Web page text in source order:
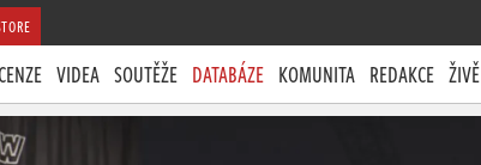
VIDEA SOUTĚŽE DATABÁZE KOMUNITA REDAKCE ŽIVĚ